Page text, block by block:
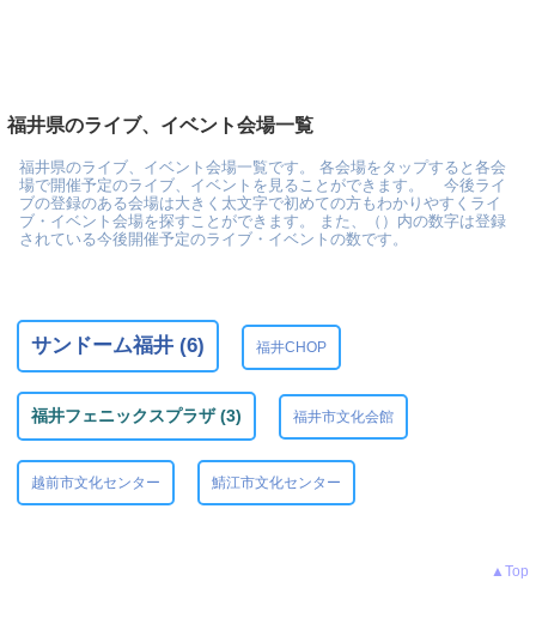
福井県のライブ、イベント会場一覧
福井県のライブ、イベント会場一覧です。 各会場をタップすると各会
場で開催予定のライブ、イベントを見ることができます。 今後ライ
ブの登録のある会場は大きく太文字で初めての方もわかりやすくライ
ブ・イベント会場を探すことができます。 また、（）内の数字は登録
されている今後開催予定のライブ・イベントの数です。
サンドーム福井 (6) 福井CHOP
福井フェニックスプラザ (3) 福井市文化会館
越前市文化センター 鯖江市文化センター
▲Top